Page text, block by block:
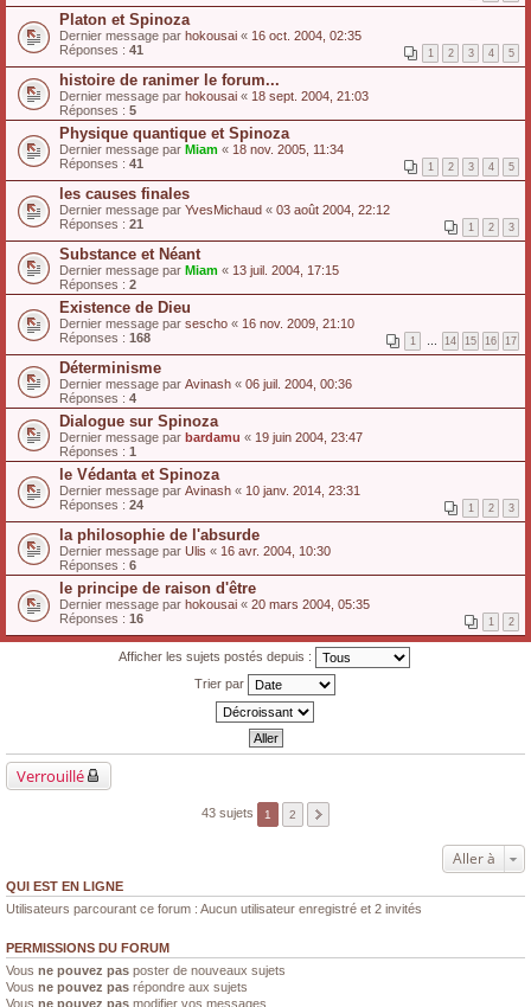
Platon et Spinoza
Dernier message par hokousai « 16 oct. 2004, 02:35
Réponses : 41 1 2 3 4 5
histoire de ranimer le forum...
Dernier message par hokousai « 18 sept. 2004, 21:03
Réponses : 5
Physique quantique et Spinoza
Dernier message par Miam « 18 nov. 2005, 11:34
Réponses : 41 1 2 3 4 5
les causes finales
Dernier message par YvesMichaud « 03 août 2004, 22:12
Réponses : 21 1 2 3
Substance et Néant
Dernier message par Miam « 13 juil. 2004, 17:15
Réponses : 2
Existence de Dieu
Dernier message par sescho « 16 nov. 2009, 21:10
Réponses : 168 1 … 14 15 16 17
Déterminisme
Dernier message par Avinash « 06 juil. 2004, 00:36
Réponses : 4
Dialogue sur Spinoza
Dernier message par bardamu « 19 juin 2004, 23:47
Réponses : 1
le Védanta et Spinoza
Dernier message par Avinash « 10 janv. 2014, 23:31
Réponses : 24 1 2 3
la philosophie de l'absurde
Dernier message par Ulis « 16 avr. 2004, 10:30
Réponses : 6
le principe de raison d'être
Dernier message par hokousai « 20 mars 2004, 05:35
Réponses : 16 1 2
Afficher les sujets postés depuis :
Trier par
Verrouillé
43 sujets 1 2
Aller à
QUI EST EN LIGNE
Utilisateurs parcourant ce forum : Aucun utilisateur enregistré et 2 invités
PERMISSIONS DU FORUM
Vous ne pouvez pas poster de nouveaux sujets
Vous ne pouvez pas répondre aux sujets
Vous ne pouvez pas modifier vos messages